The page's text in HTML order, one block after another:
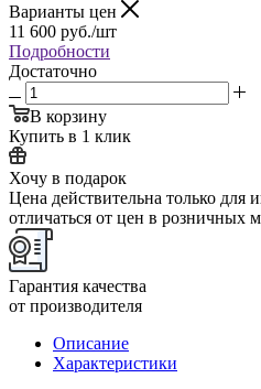
Варианты цен
11 600 руб./шт
Подробности
Достаточно
В корзину
Купить в 1 клик
Хочу в подарок
Цена действительна только для
отличаться от цен в розничных
Гарантия качества
от производителя
Описание
Характеристики